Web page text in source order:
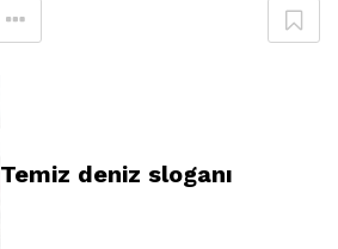
Temiz deniz sloganı